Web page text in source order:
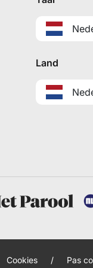
Land
Cookies / Pas